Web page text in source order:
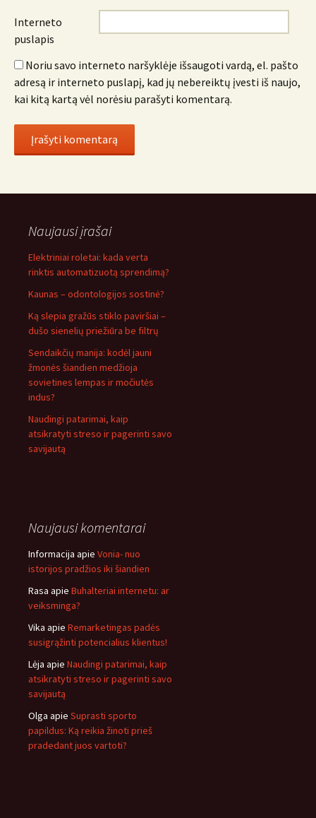
Interneto
puslapis
Noriu savo interneto naršyklėje išsaugoti vardą, el. pašto
adresą ir interneto puslapį, kad jų nebereiktų įvesti iš naujo,
kai kitą kartą vėl norėsiu parašyti komentarą.
Naujausi įrašai
Elektriniai roletai: kada verta
rinktis automatizuotą sprendimą?
Kaunas – odontologijos sostinė?
Ką slepia gražūs stiklo paviršiai –
dušo sienelių priežiūra be filtrų
Sendaikčių manija: kodėl jauni
žmonės šiandien medžioja
sovietines lempas ir močiutės
indus?
Naudingi patarimai, kaip
atsikratyti streso ir pagerinti savo
savijautą
Naujausi komentarai
Informacija apie Vonia- nuo
istorijos pradžios iki šiandien
Rasa apie Buhalteriai internetu: ar
veiksminga?
Vika apie Remarketingas padės
susigrąžinti potencialius klientus!
Lėja apie Naudingi patarimai, kaip
atsikratyti streso ir pagerinti savo
savijautą
Olga apie Suprasti sporto
papildus: Ką reikia žinoti prieš
pradedant juos vartoti?